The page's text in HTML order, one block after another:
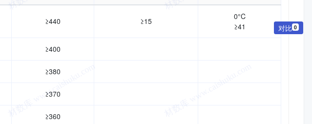
≥440 ≥15
0°C
≥41
≥400
≥380
≥370
≥360
对比 0